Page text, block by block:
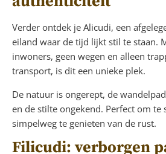
Verder ontdek je Alicudi, een
eiland waar de tijd lijkt stil te staan.
inwoners, geen wegen en alleen
transport, is dit een unieke plek.
De natuur is ongerept, de
en de stilte ongekend. Perfect om te
simpelweg te genieten van de rust.
Filicudi: verborgen